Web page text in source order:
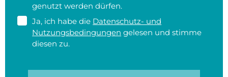
genutzt werden dürfen.
Ja, ich habe die Datenschutz- und
Nutzungsbedingungen gelesen und stimme
diesen zu.